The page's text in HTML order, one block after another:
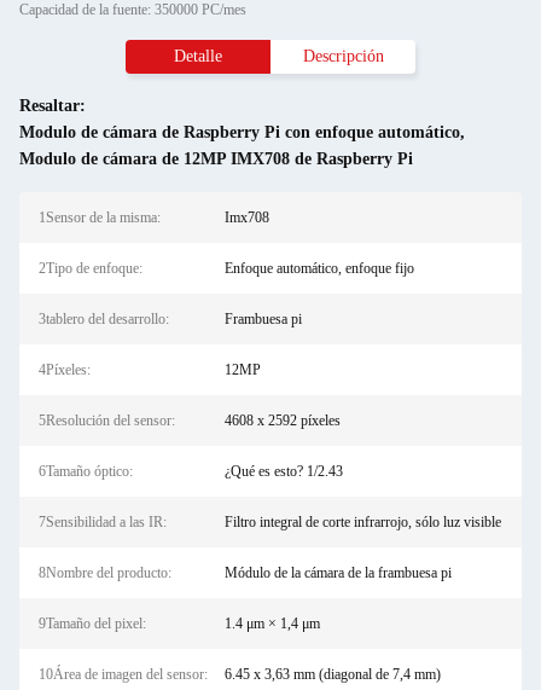
Capacidad de la fuente: 350000 PC/mes
Detalle Descripción
Resaltar:
Modulo de cámara de Raspberry Pi con enfoque automático,
Modulo de cámara de 12MP IMX708 de Raspberry Pi
1Sensor de la misma: Imx708
2Tipo de enfoque: Enfoque automático, enfoque fijo
3tablero del desarrollo: Frambuesa pi
4Píxeles: 12MP
5Resolución del sensor: 4608 x 2592 píxeles
6Tamaño óptico: ¿Qué es esto? 1/2.43
7Sensibilidad a las IR: Filtro integral de corte infrarrojo, sólo luz visible
8Nombre del producto: Módulo de la cámara de la frambuesa pi
9Tamaño del pixel: 1.4 μm × 1,4 μm
10Área de imagen del sensor: 6.45 x 3,63 mm (diagonal de 7,4 mm)